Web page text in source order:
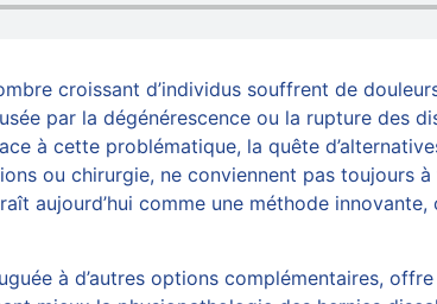
croissant d’individus souffrent de
par la dégénérescence ou la rupture des
à cette problématique, la quête
ouchirurgie, ne conviennent pas toujours
aujourd’hui comme une méthode
à d’autres options complémentaires,